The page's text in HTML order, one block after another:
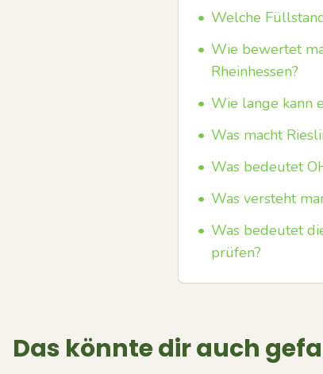
• Welche
• Wie bewertet
Rheinhessen?
• Wie lange kann
• Was macht
• Was bedeutet
• Was versteht
• Was bedeutet
prüfen?
Das könnte dir auch